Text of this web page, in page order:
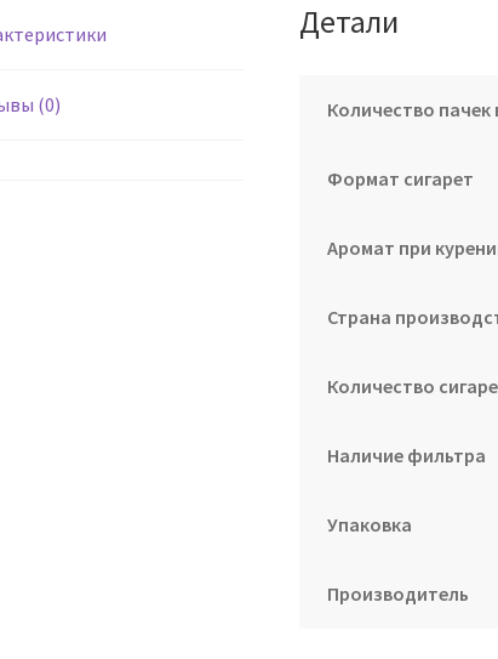
(0)
Детали
Количество пачек
Формат сигарет
Аромат при
Страна
Количество
Наличие фильтра
Упаковка
Производитель